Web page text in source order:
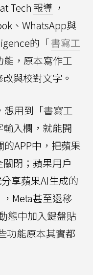
Tech 報導 ，
、WhatsApp與
的「書寫工
能，原本寫作工
與校對文字。
想用到「書寫工
入欄，就能開
APP中，把蘋果
閉；蘋果用戶
享蘋果AI生成的
Meta甚至還移
態中加入鍵盤貼
功能原本其實都